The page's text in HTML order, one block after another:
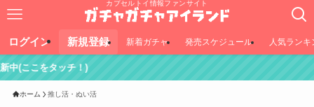
カプセルトイ情報ファンサイト
ログイン 新規登録 新着ガチャ 発売スケジュール 人気ランキ
ホーム 推し活・ぬい活